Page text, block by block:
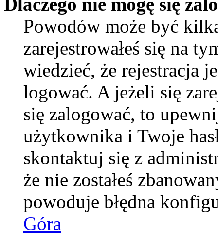
Dlaczego nie mogę się
Powodów może być
zarejestrowałeś się na
wiedzieć, że rejestracja
logować. A jeżeli się
się zalogować, to
użytkownika i Twoje
skontaktuj się z
że nie zostałeś
powoduje błędna
Góra